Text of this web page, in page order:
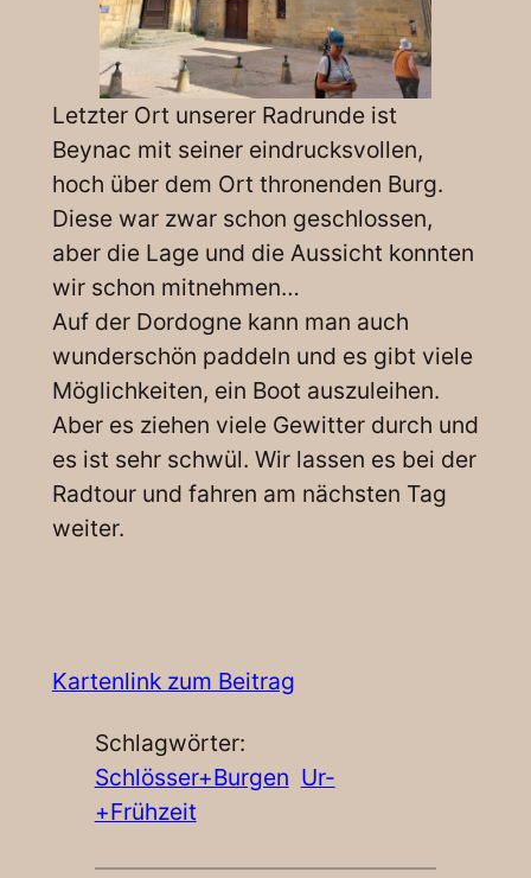
Letzter Ort unserer Radrunde ist
Beynac mit seiner eindrucksvollen,
hoch über dem Ort thronenden Burg.
Diese war zwar schon geschlossen,
aber die Lage und die Aussicht konnten
wir schon mitnehmen…
Auf der Dordogne kann man auch
wunderschön paddeln und es gibt viele
Möglichkeiten, ein Boot auszuleihen.
Aber es ziehen viele Gewitter durch und
es ist sehr schwül. Wir lassen es bei der
Radtour und fahren am nächsten Tag
weiter.
Kartenlink zum Beitrag
Schlagwörter:
Schlösser+Burgen Ur-
+Frühzeit